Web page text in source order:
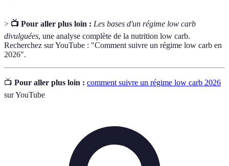
> 📺 Pour aller plus loin : Les bases d'un régime low carb
divulguées, une analyse complète de la nutrition low carb.
Recherchez sur YouTube : "Comment suivre un régime low carb en
2026".
📺 Pour aller plus loin : comment suivre un régime low carb 2026
sur YouTube